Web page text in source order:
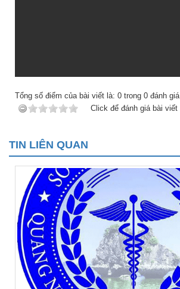
Tổng số điểm của bài viết là: 0 trong 0 đánh giá
Click để đánh giá bài viết
TIN LIÊN QUAN